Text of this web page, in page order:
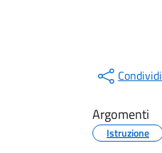
Condividi
Argomenti
Istruzione